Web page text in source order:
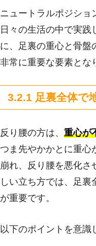
ニュートラルポジショ
日々の生活の中で実
に、足裏の重心と骨盤
非常に重要な要素とな
3.2.1 足裏全体で
反り腰の方は、 重心が
つま先やかかとに重心
崩れ、反り腰を悪化さ
しい立ち方では、足裏
が重要です。
以下のポイントを意識